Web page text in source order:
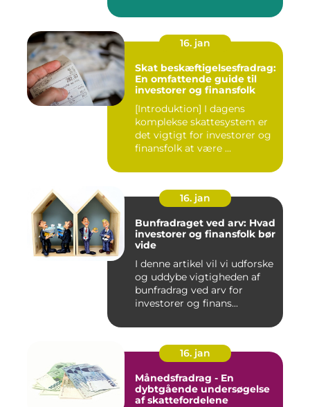
16. jan
Skat beskæftigelsesfradrag:
En omfattende guide til
investorer og finansfolk
[Introduktion] I dagens
komplekse skattesystem er
det vigtigt for investorer og
finansfolk at være ...
16. jan
Bunfradraget ved arv: Hvad
investorer og finansfolk bør
vide
I denne artikel vil vi udforske
og uddybe vigtigheden af
bunfradrag ved arv for
investorer og finans...
16. jan
Månedsfradrag - En
dybtgående undersøgelse
af skattefordelene